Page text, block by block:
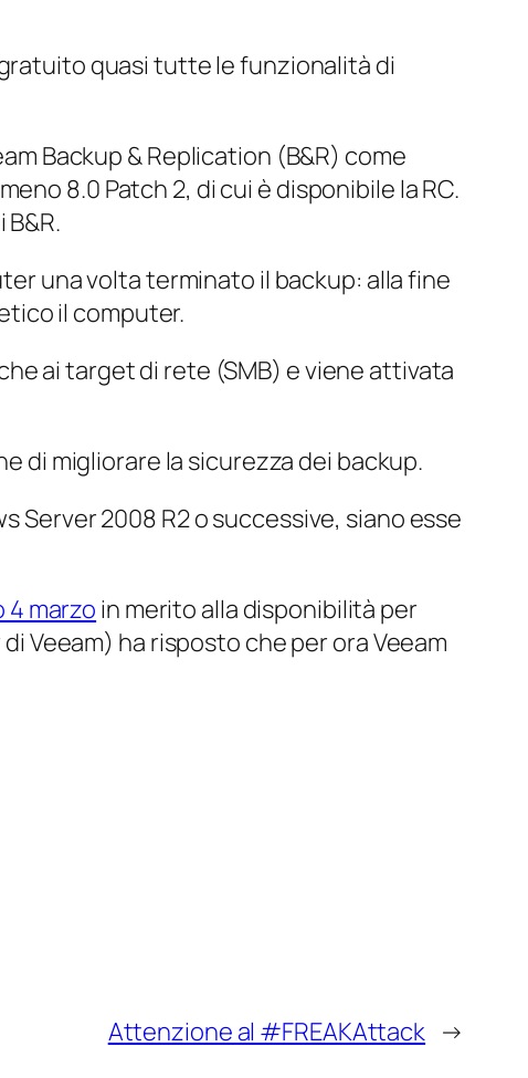
quasi tutte le funzionalità di
Backup & Replication (B&R) come
8.0 Patch 2, di cui è disponibile la RC.
una volta terminato il backup: alla fine
il computer.
ai target di rete (SMB) e viene attivata
di migliorare la sicurezza dei backup.
Server 2008 R2 o successive, siano esse
4 marzo in merito alla disponibilità per
Veeam) ha risposto che per ora Veeam
Attenzione al #FREAKAttack →